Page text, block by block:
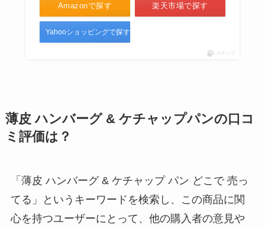
Amazonで探す 楽天市場で探す
Yahooショッピングで探す
ポチップ
薄皮 ハンバーグ & ケチャップパンの口コ
ミ評価は？
「薄皮 ハンバーグ & ケチャップ パン どこで 売っ
てる」というキーワードを検索し、この商品に関
心を持つユーザーにとって、他の購入者の意見や